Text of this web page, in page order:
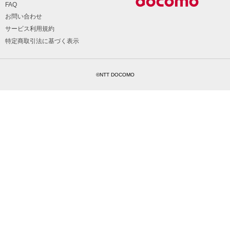
FAQ
お問い合わせ
サービス利用規約
特定商取引法に基づく表示
©NTT DOCOMO